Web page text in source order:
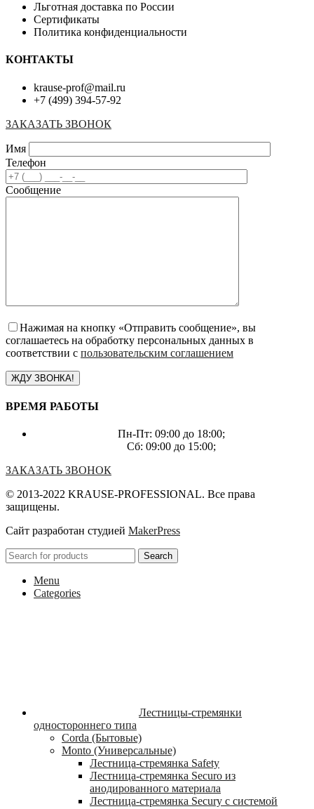
Льготная доставка по России
Сертификаты
Политика конфиденциальности
КОНТАКТЫ
krause-prof@mail.ru
+7 (499) 394-57-92
ЗАКАЗАТЬ ЗВОНОК
Имя
Телефон
Сообщение
Нажимая на кнопку «Отправить сообщение», вы
соглашаетесь на обработку персональных данных в
соответствии с пользовательским соглашением
ВРЕМЯ РАБОТЫ
Пн-Пт: 09:00 до 18:00;
Сб: 09:00 до 15:00;
ЗАКАЗАТЬ ЗВОНОК
© 2013-2022 KRAUSE-PROFESSIONAL. Все права
защищены.
Сайт разработан студией MakerPress
Search
Menu
Categories
Лестницы-стремянки
одностороннего типа
Corda (Бытовые)
Monto (Универсальные)
Лестница-стремянка Safety
Лестница-стремянка Securo из
анодированного материала
Лестница-стремянка Secury с системой